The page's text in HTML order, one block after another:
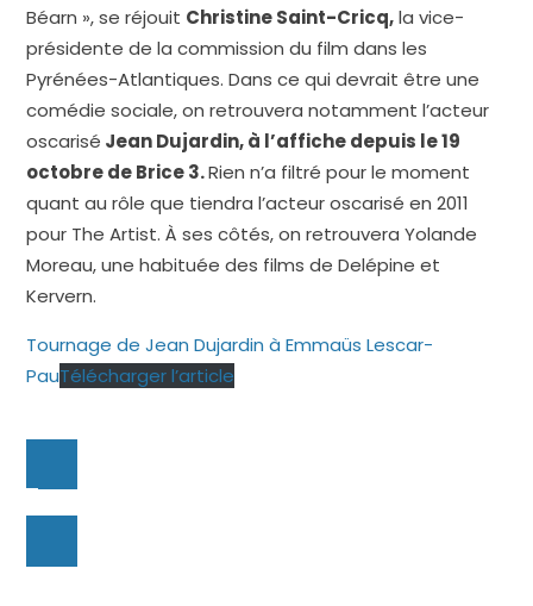
Béarn », se réjouit Christine Saint-Cricq,la vice-
présidente de la commission du film dans les
Pyrénées-Atlantiques. Dans ce qui devrait être une
comédie sociale, on retrouvera notamment l’acteur
oscarisé Jean Dujardin, à l’affiche depuis le 19
octobre de Brice 3.Rien n’a filtré pour le moment
quant au rôle que tiendra l’acteur oscarisé en 2011
pour The Artist. À ses côtés, on retrouvera Yolande
Moreau, une habituée des films de Delépine et
Kervern.
Tournage de Jean Dujardin à Emmaüs Lescar-
PauTélécharger l’article